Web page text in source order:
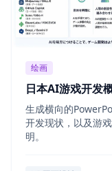
绘画
日本AI游戏开发
生成横向的
开发现状，以及游
明。